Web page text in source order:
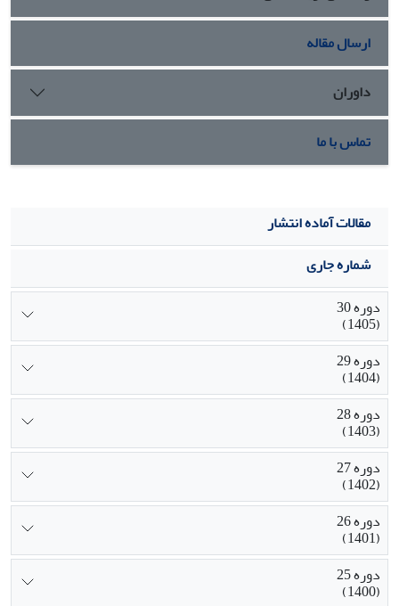
ارسال مقاله
داوران
تماس با ما
مقالات آماده انتشار
شماره جاری
دوره 30
(1405)
دوره 29
(1404)
دوره 28
(1403)
دوره 27
(1402)
دوره 26
(1401)
دوره 25
(1400)